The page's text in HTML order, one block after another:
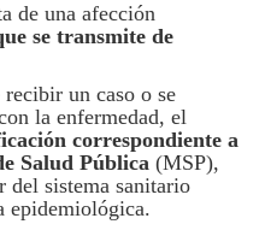
de una afección
se transmite de
un caso o se
la enfermedad, el
correspondiente a
Salud Pública (MSP),
del sistema sanitario
epidemiológica.